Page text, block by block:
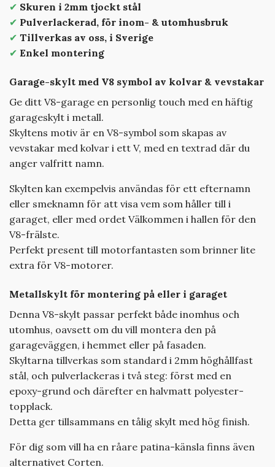
✔ Skuren i 2mm tjockt stål
✔ Pulverlackerad, för inom- & utomhusbruk
✔ Tillverkas av oss, i Sverige
✔ Enkel montering
Garage-skylt med V8 symbol av kolvar & vevstakar
Ge ditt V8-garage en personlig touch med en häftig
garageskylt i metall.
Skyltens motiv är en V8-symbol som skapas av
vevstakar med kolvar i ett V, med en textrad där du
anger valfritt namn.
Skylten kan exempelvis användas för ett efternamn
eller smeknamn för att visa vem som håller till i
garaget, eller med ordet Välkommen i hallen för den
V8-frälste.
Perfekt present till motorfantasten som brinner lite
extra för V8-motorer.
Metallskylt för montering på eller i garaget
Denna V8-skylt passar perfekt både inomhus och
utomhus, oavsett om du vill montera den på
garageväggen, i hemmet eller på fasaden.
Skyltarna tillverkas som standard i 2mm höghållfast
stål, och pulverlackeras i två steg: först med en
epoxy-grund och därefter en halvmatt polyester-
topplack.
Detta ger tillsammans en tålig skylt med hög finish.
För dig som vill ha en råare patina-känsla finns även
alternativet Corten.